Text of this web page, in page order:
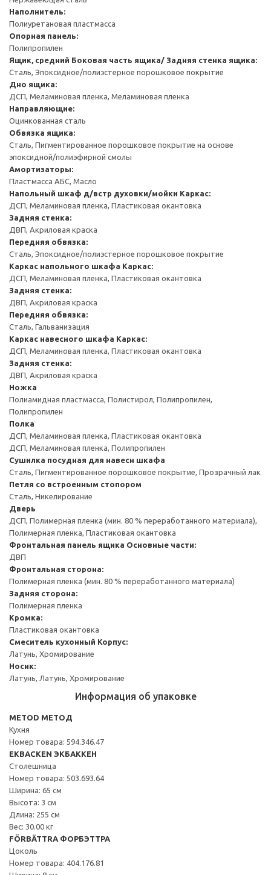
Наполнитель:
Полиуретановая пластмасса
Опорная панель:
Полипропилен
Ящик, средний Боковая часть ящика/ Задняя стенка ящика:
Сталь, Эпоксидное/полиэстерное порошковое покрытие
Дно ящика:
ДСП, Меламиновая пленка, Меламиновая пленка
Направляющие:
Оцинкованная сталь
Обвязка ящика:
Сталь, Пигментированное порошковое покрытие на основе
эпоксидной/полиэфирной смолы
Амортизаторы:
Пластмасса АБС, Масло
Напольный шкаф д/встр духовки/мойки Каркас:
ДСП, Меламиновая пленка, Пластиковая окантовка
Задняя стенка:
ДВП, Акриловая краска
Передняя обвязка:
Сталь, Эпоксидное/полиэстерное порошковое покрытие
Каркас напольного шкафа Каркас:
ДСП, Меламиновая пленка, Пластиковая окантовка
Задняя стенка:
ДВП, Акриловая краска
Передняя обвязка:
Сталь, Гальванизация
Каркас навесного шкафа Каркас:
ДСП, Меламиновая пленка, Пластиковая окантовка
Задняя стенка:
ДВП, Акриловая краска
Ножка
Полиамидная пластмасса, Полистирол, Полипропилен,
Полипропилен
Полка
ДСП, Меламиновая пленка, Пластиковая окантовка
ДСП, Меламиновая пленка, Полипропилен
Сушилка посудная для навесн шкафа
Сталь, Пигментированное порошковое покрытие, Прозрачный лак
Петля со встроенным стопором
Сталь, Никелирование
Дверь
ДСП, Полимерная пленка (мин. 80 % переработанного материала),
Полимерная пленка, Пластиковая окантовка
Фронтальная панель ящика Основные части:
ДВП
Фронтальная сторона:
Полимерная пленка (мин. 80 % переработанного материала)
Задняя сторона:
Полимерная пленка
Кромка:
Пластиковая окантовка
Смеситель кухонный Корпус:
Латунь, Хромирование
Носик:
Латунь, Латунь, Хромирование
Информация об упаковке
METOD МЕТОД
Кухня
Номер товара: 594.346.47
EKBACKEN ЭКБАККЕН
Столешница
Номер товара: 503.693.64
Ширина: 65 см
Высота: 3 см
Длина: 255 см
Вес: 30.00 кг
FÖRBÄTTRA ФОРБЭТТРА
Цоколь
Номер товара: 404.176.81